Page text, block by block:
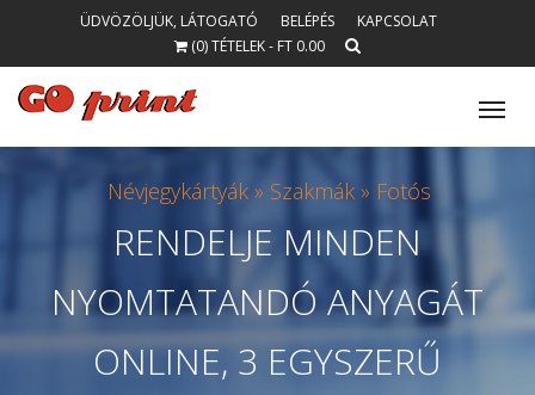
ÜDVÖZÖLJÜK, LÁTOGATÓ BELÉPÉS
KAPCSOLAT
(0) TÉTELEK - FT 0.00
Névjegykártyák » Szakmák » Fotós
RENDELJE MINDEN
NYOMTATANDÓ ANYAGÁT
ONLINE, 3 EGYSZERŰ